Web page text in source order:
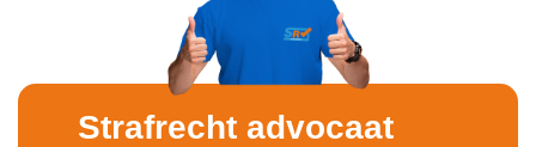
Strafrecht advocaat